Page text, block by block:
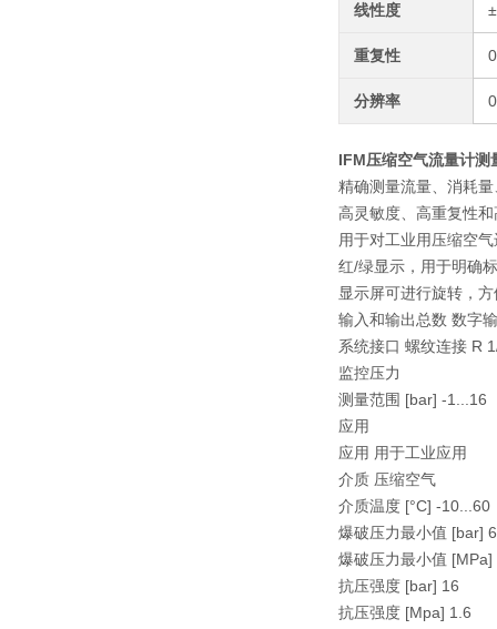
线性度
重复性
分辨率
IFM压缩空气流量计测
精确测量流量、消耗
高灵敏度、高重复性
用于对工业用压缩空
红/绿显示，用于明确
显示屏可进行旋转，
输入和输出总数 数字
系统接口 螺纹连接 R
监控压力
测量范围 [bar] -1...16
应用
应用 用于工业应用
介质 压缩空气
介质温度 [°C] -10...60
爆破压力最小值 [bar]
爆破压力最小值 [MPa]
抗压强度 [bar] 16
抗压强度 [Mpa] 1.6